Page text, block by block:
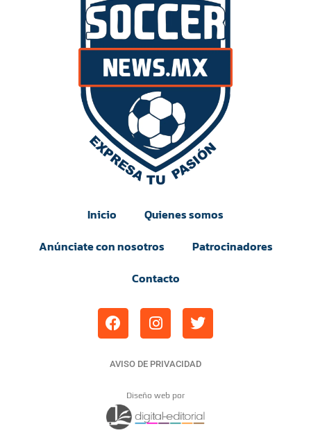
Inicio
Quienes somos
Anúnciate con nosotros
Patrocinadores
Contacto
AVISO DE PRIVACIDAD
Diseño web por